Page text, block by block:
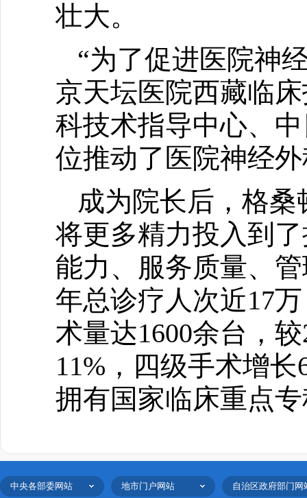
壮大。
“为了促进医院神
京天坛医院西藏临
科技术指导中心、
位推动了医院神经
成为院长后，格
将更多精力投入到
能力、服务质量、
年总诊疗人次近17
术量达1600余台，
11%，四级手术增
拥有国家临床重点
中央各部委网站 地市门户网站 自治区政府部门网